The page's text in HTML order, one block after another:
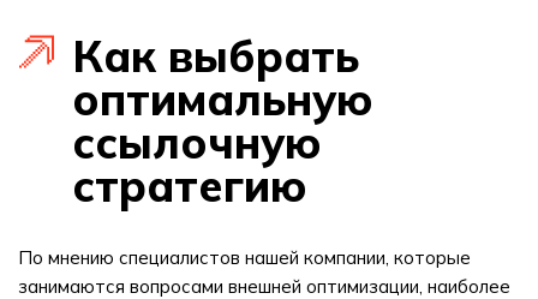
Как выбрать
оптимальную
ссылочную
стратегию
По мнению специалистов нашей компании, которые
занимаются вопросами внешней оптимизации, наиболее